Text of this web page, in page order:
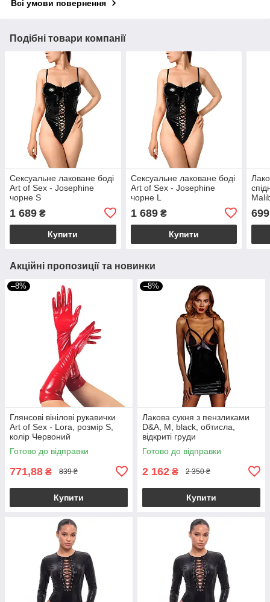
Всі умови повернення
Подібні товари компанії
Сексуальне лаковане боді
Art of Sex - Josephine
чорне S
1 689 ₴
Купити
Сексуальне лаковане боді
Art of Sex - Josephine
чорне L
1 689₴
Купити
699
Акційні пропозиції та новинки
–8%
Глянсові вінілові рукавички
Art of Sex - Lora, розмір S,
колір Червоний
Готово до відправки
771,88 ₴ 839 ₴
Купити
–8%
Лакова сукня з пензликами
D&A, M, black, обтисла,
відкриті груди
Готово до відправки
2 162 ₴ 2 350 ₴
Купити